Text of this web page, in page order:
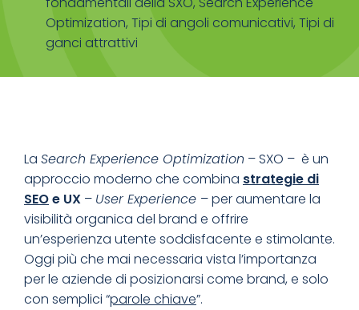
Optimization, Tipi di angoli comunicativi, Tipi di
ganci attrattivi
La Search Experience Optimization – SXO – è un
approccio moderno che combina strategie di
SEOe UX – User Experience – per aumentare la
visibilità organica del brand e offrire
un’esperienza utente soddisfacente e stimolante.
Oggi più che mai necessaria vista l’importanza
per le aziende di posizionarsi come brand, e solo
con semplici “parole chiave”.